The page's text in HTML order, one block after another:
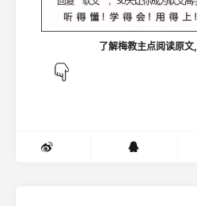
了解梅教主点阅读原文,